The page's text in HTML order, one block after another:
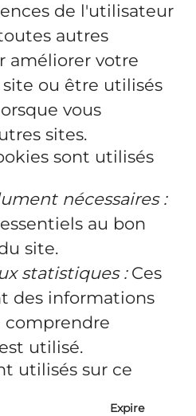
de l'utilisateur
autres
améliorer votre
ou être utilisés
vous
sites.
sont utilisés
nécessaires :
au bon
site.
statistiques :Ces
des informations
comprendre
utilisé.
utilisés sur ce
Expire